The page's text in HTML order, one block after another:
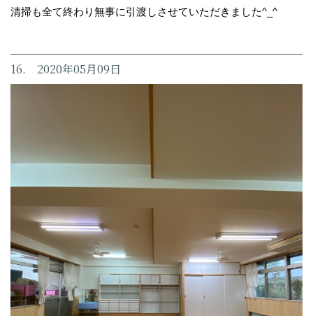
清掃も全て終わり無事に引渡しさせていただきました^_^
16. 2020年05月09日